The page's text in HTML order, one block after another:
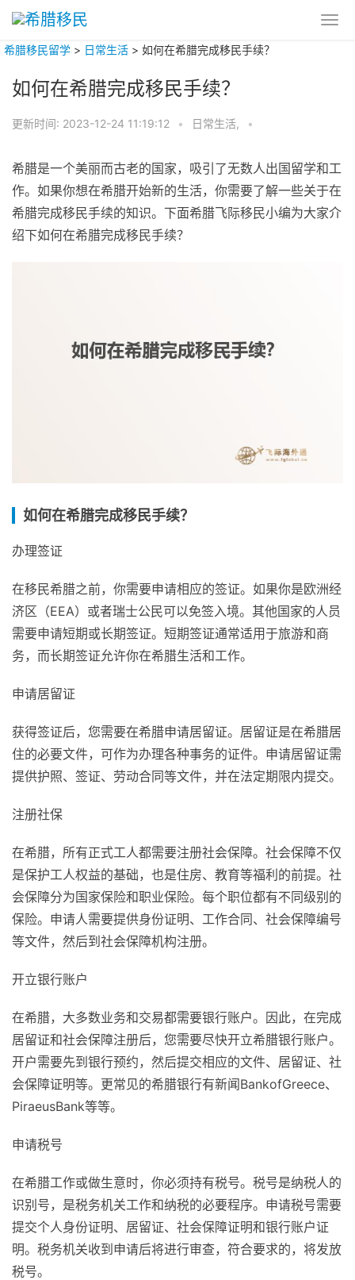
希腊移民留学 > 日常生活 > 如何在希腊完成移民手续？
如何在希腊完成移民手续？
更新时间: 2023-12-24 11:19:12 • 日常生活, •
希腊是一个美丽而古老的国家，吸引了无数人出国留学和工
作。如果你想在希腊开始新的生活，你需要了解一些关于在
希腊完成移民手续的知识。下面希腊飞际移民小编为大家介
绍下如何在希腊完成移民手续？
如何在希腊完成移民手续？
办理签证
在移民希腊之前，你需要申请相应的签证。如果你是欧洲经
济区（EEA）或者瑞士公民可以免签入境。其他国家的人员
需要申请短期或长期签证。短期签证通常适用于旅游和商
务，而长期签证允许你在希腊生活和工作。
申请居留证
获得签证后，您需要在希腊申请居留证。居留证是在希腊居
住的必要文件，可作为办理各种事务的证件。申请居留证需
提供护照、签证、劳动合同等文件，并在法定期限内提交。
注册社保
在希腊，所有正式工人都需要注册社会保障。社会保障不仅
是保护工人权益的基础，也是住房、教育等福利的前提。社
会保障分为国家保险和职业保险。每个职位都有不同级别的
保险。申请人需要提供身份证明、工作合同、社会保障编号
等文件，然后到社会保障机构注册。
开立银行账户
在希腊，大多数业务和交易都需要银行账户。因此，在完成
居留证和社会保障注册后，您需要尽快开立希腊银行账户。
开户需要先到银行预约，然后提交相应的文件、居留证、社
会保障证明等。更常见的希腊银行有新闻BankofGreece、
PiraeusBank等等。
申请税号
在希腊工作或做生意时，你必须持有税号。税号是纳税人的
识别号，是税务机关工作和纳税的必要程序。申请税号需要
提交个人身份证明、居留证、社会保障证明和银行账户证
明。税务机关收到申请后将进行审查，符合要求的，将发放
税号。